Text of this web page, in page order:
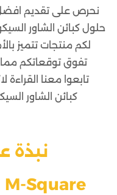
حلول كبائن الشاور
لكم منتجات تتميز
تفوق توقعاتكم مما
تابعوا معنا
كبائن الشاور
نبذة
السيكوريت من M-Square